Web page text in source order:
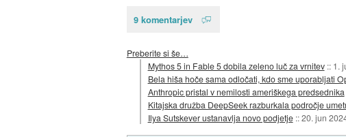
9 komentarjev
Preberite si še…
Mythos 5 in Fable 5 dobila zeleno luč za vrnitev :: 1.
Bela hiša hoče sama odločati, kdo sme uporabljati
Anthropic pristal v nemilosti ameriškega predsednika
Kitajska družba DeepSeek razburkala področje
Ilya Sutskever ustanavlja novo podjetje ::20. jun